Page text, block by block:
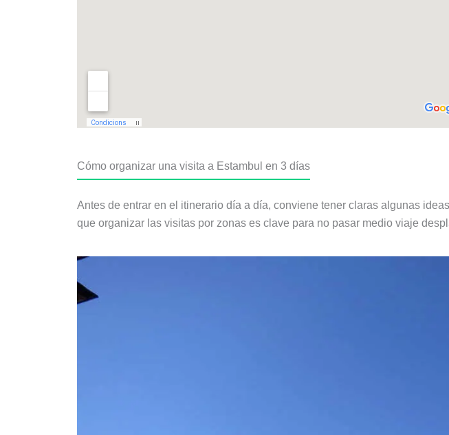
Cómo organizar una visita a Estambul en 3 días
Antes de entrar en el itinerario día a día, conviene tener claras algunas
que organizar las visitas por zonas es clave para no pasar medio viaje